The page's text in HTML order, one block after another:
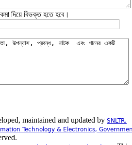
দিয়ে বিভক্ত হতে হবে।
maintained and updated by SNLTR.
Technology & Electronics,